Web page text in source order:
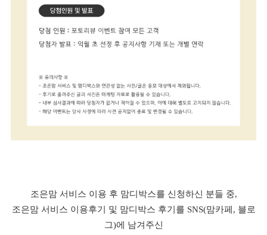
조은맘 서비스 이용 후 맘디박스를 신청하신 분들 중,
조은맘 서비스 이용후기 및 맘디박스 후기를 SNS(맘카페, 블로
그)에 남겨주신